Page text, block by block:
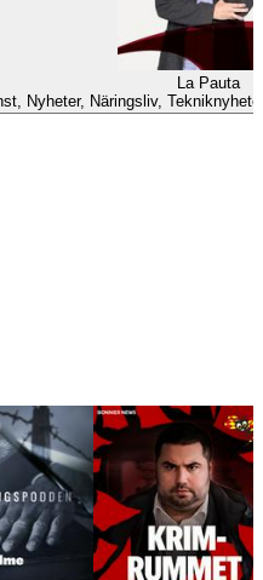
La Pauta
Nyheter, Näringsliv,